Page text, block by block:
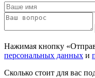
Нажимая кнопку
персональных данных и
Сколько стоит для вас